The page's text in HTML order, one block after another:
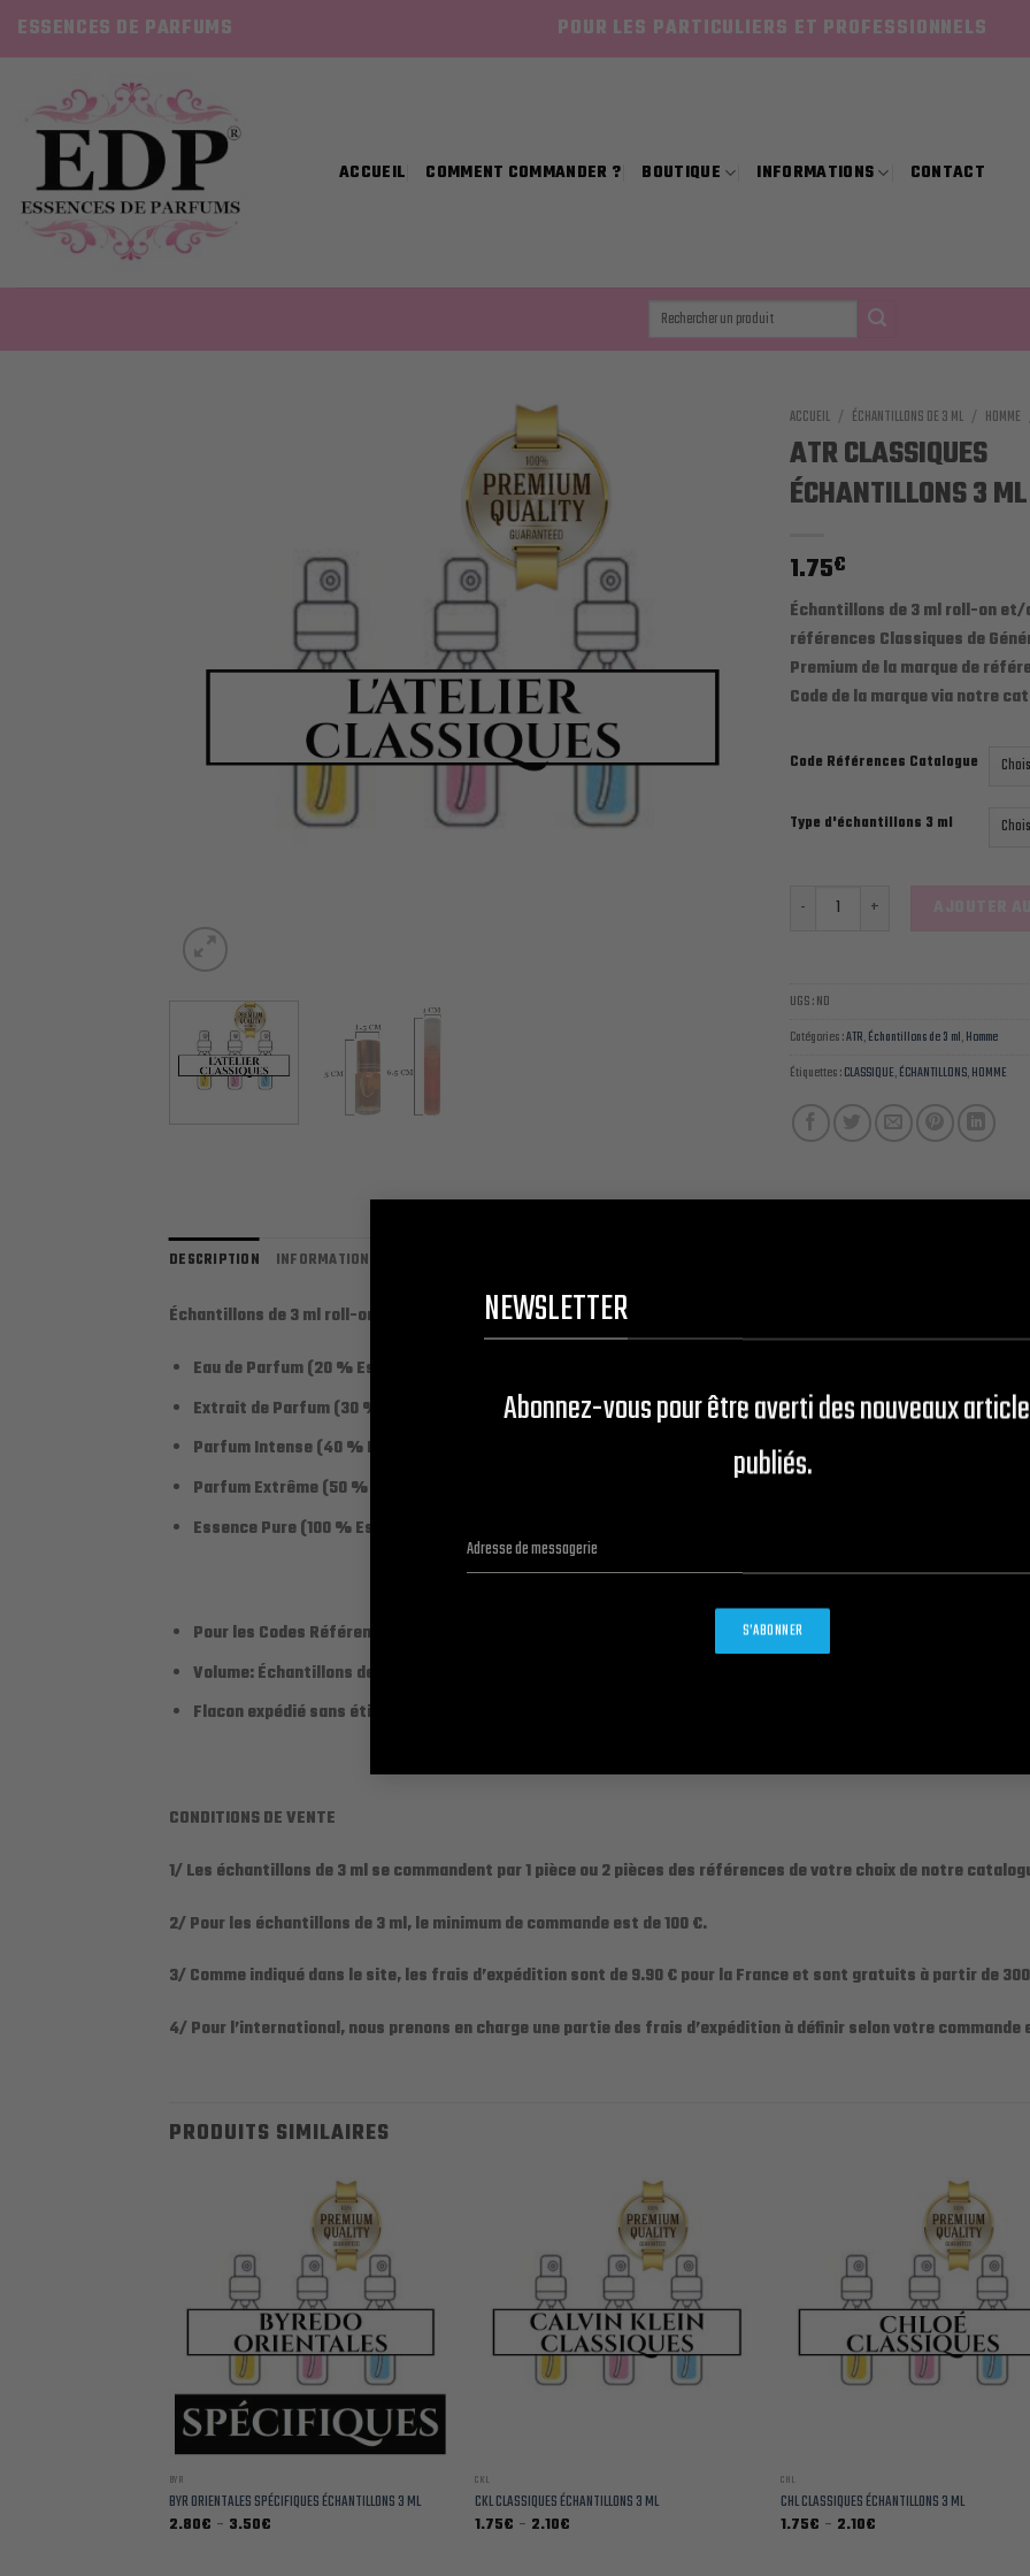
NEWSLETTER
Abonnez-vous pour être averti des nouveaux
publiés.
S’ABONNER
SkipESSENCES DE PARFUMS POUR LES PARTICULIERS ET PROFESSIONNELS
ACCUEIL COMMENT COMMANDER ? BOUTIQUE INFORMATIONS CONTACT
Recherche
ACCUEIL / ÉCHANTILLONS DE 3 ML / HOMME
ATR CLASSIQUES
ÉCHANTILLONS 3 ML
1.75€
Échantillons de 3 ml roll-on et/
références Classiques de
Premium de la marque de
Code de la marque via notre
Code Références Catalogue
Type d'échantillons 3 ml
quantité de ATR CLASSIQUES
UGS :ND
Catégories :ATR,Échantillons de 3 ml,Homme
Étiquettes :CLASSIQUE,ÉCHANTILLONS,HOMME
DESCRIPTION INFORMATIONS COMPLÉMENTAIRES
Échantillons de 3 ml roll-on et/ou à spray des références Classiques de Génériques de qualité Premium au choix
Eau de Parfum (20 % Essence + 78 % alcool dénaturé + 2 % fixateur) Tenue 2 à 4 H en moyenne.
Extrait de Parfum (30 % Essence + 68 % alcool dénaturé + 2 % fixateur) Tenue 4 à 8 H en moyenne.
Parfum Intense (40 % Essence + 58 % alcool dénaturé + 2 % fixateur) Tenue 8 à 16 H en moyenne.
Parfum Extrême (50 % Essence + 48 % alcool dénaturé + 2 % fixateur) Tenue 16 à 24 H en moyenne.
Essence Pure (100 % Essence / 0 % alcool) Tenue 24 à 36 H en moyenne.
Pour les Codes Références des noms de Parfums, veuillez vous reporter à notre catalogue.
Volume: Échantillons de 3 ml en roll-on et/ou à spray
Flacon expédié sans étiquette personnalisée, juste numéroté et sans packaging!
CONDITIONS DE VENTE
1/ Les échantillons de 3 ml se commandent par 1 pièce ou 2 pièces des références de votre choix de notre
2/ Pour les échantillons de 3 ml, le minimum de commande est de 100 €.
3/ Comme indiqué dans le site, les frais d’expédition sont de 9.90 € pour la France et sont gratuits à partir de
4/ Pour l’international, nous prenons en charge une partie des frais d’expédition à définir selon votre
PRODUITS SIMILAIRES
BYR
BYR ORIENTALES SPÉCIFIQUES ÉCHANTILLONS 3 ML
2.80€ – 3.50€Plage
CKL
CKL CLASSIQUES ÉCHANTILLONS 3 ML
1.75€ – 2.10€
CHL
CHL CLASSIQUES ÉCHANTILLONS 3 ML
1.75€ – 2.10€